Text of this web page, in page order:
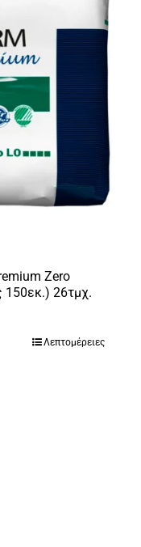
Zero
150εκ.) 26τμχ.
Λεπτομέρειες